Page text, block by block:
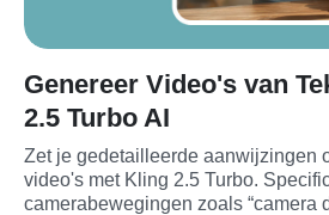
Genereer Video's van
2.5 Turbo AI
Zet je gedetailleerde aanwijzingen
video's met Kling 2.5 Turbo.
camerabewegingen zoals “camera